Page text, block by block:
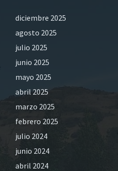
diciembre 2025
agosto 2025
julio 2025
junio 2025
mayo 2025
abril 2025
marzo 2025
febrero 2025
julio 2024
junio 2024
abril 2024